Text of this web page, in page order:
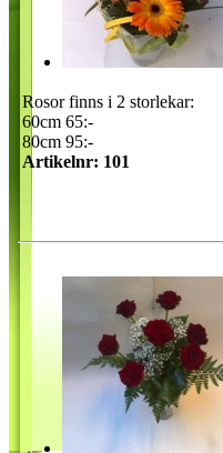
Rosor finns i 2 storlekar:
60cm 65:-
80cm 95:-
Artikelnr: 101